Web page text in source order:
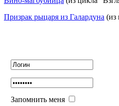
Призрак рыцаря из Галардуна (из
Запомнить меня